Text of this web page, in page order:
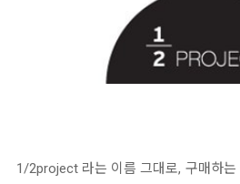
1/2project 라는 이름 그대로, 구매하